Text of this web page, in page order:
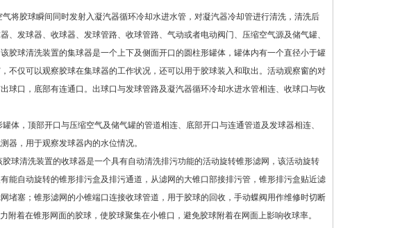
将胶球瞬间同时发射入凝汽器循环冷却水进水管，对凝汽器冷却管进行清洗，清洗后
、发球器、收球器、发球管路、收球管路、气动或者电动阀门、压缩空气源及储气罐、
胶球清洗装置的集球器是一个上下及侧面开口的圆柱形罐体，罐体内有一个直径小于罐
不仅可以观察胶球在集球器的工作状况，还可以用于胶球装入和取出。活动观察窗的对
球口，底部有连通口。出球口与发球管路及凝汽器循环冷却水进水管相连、收球口与收
，顶部开口与压缩空气及储气罐的管道相连、底部开口与连通管道及发球器相连、
器，用于观察发球器内的水位情况。
球清洗装置的收球器是一个具有自动清洗排污功能的活动旋转锥形滤网，该活动旋转
能自动旋转的锥形排污盒及排污通道，从滤网的大锥口部接排污管，锥形排污盒贴近滤
堵塞；锥形滤网的小锥端口连接收球管道，用于胶球的回收，手动蝶阀用作维修时切断
着在锥形网面的胶球，使胶球聚集在小锥口，避免胶球附着在网面上影响收球率。